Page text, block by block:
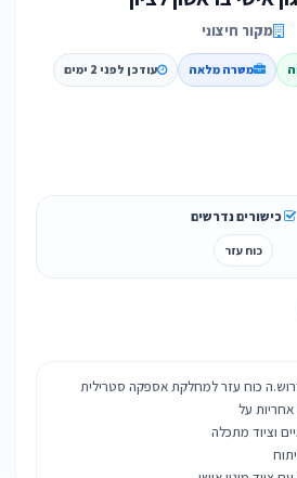
מקור חיצוני
משרה מלאה עודכן לפני 2 ימים
כישורים נדרשים
כוח עזר